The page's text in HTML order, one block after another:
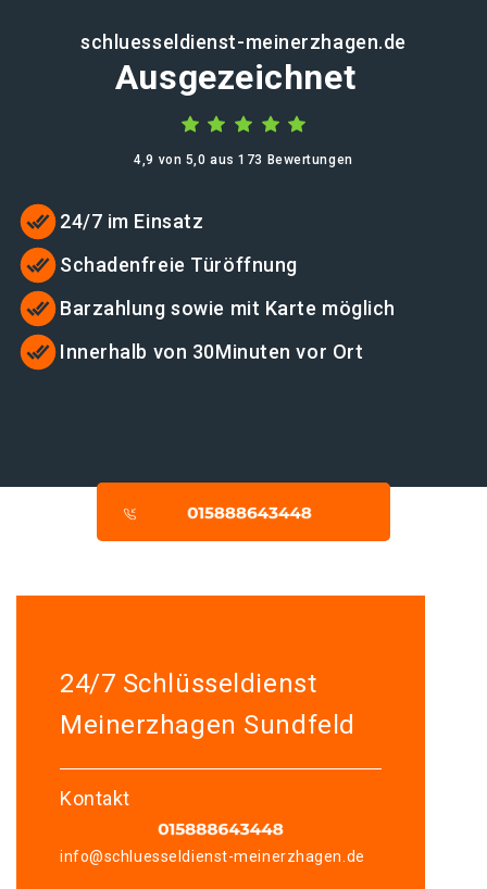
schluesseldienst-meinerzhagen.de
Ausgezeichnet
4,9 von 5,0 aus 173 Bewertungen
24/7 im Einsatz
Schadenfreie Türöffnung
Barzahlung sowie mit Karte möglich
Innerhalb von 30Minuten vor Ort
24/7 Schlüsseldienst
Meinerzhagen Sundfeld
Kontakt
info@schluesseldienst-meinerzhagen.de